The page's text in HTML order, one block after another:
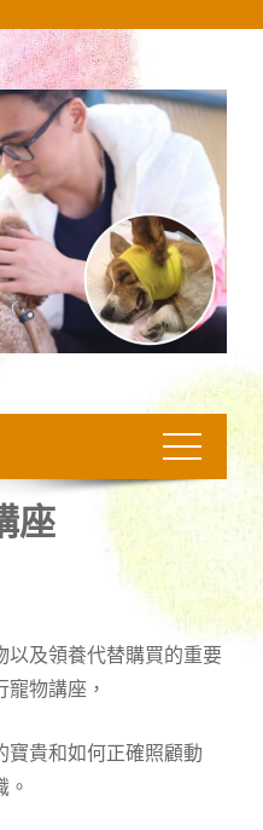
座
以及領養代替購買的重要
物講座，
寶貴和如何正確照顧動
。